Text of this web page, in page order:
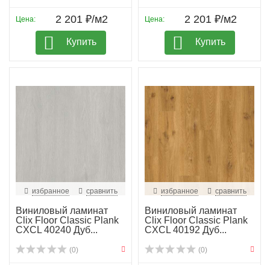
Цена: 2 201 ₽/м2
Купить
Цена: 2 201 ₽/м2
Купить
избранное сравнить
Виниловый ламинат
Clix Floor Classic Plank
CXCL 40240 Дуб...
(0)
избранное сравнить
Виниловый ламинат
Clix Floor Classic Plank
CXCL 40192 Дуб...
(0)